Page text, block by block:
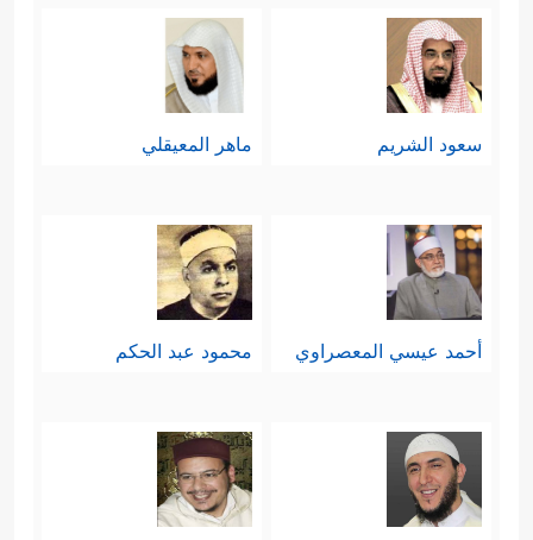
وحدانيّته سبحانه وقدرته على خلقه،
ورعايته لهم
﴿ءَأَنتُمۡ أَشَدُّ خَلۡقًا أَمِ ٱلسَّمَاۤءُۚ بَنَىٰهَا
﴿٢٧﴾
رَفَعَ سَمۡكَهَا فَسَوَّىٰهَا﴿٢٨﴾
وَأَغۡطَشَ لَیۡلَهَا
﴿٣٠﴾
أَخۡرَجَ مِنۡهَا مَاۤءَهَا وَمَرۡعَىٰهَا﴿٣١﴾
أَرۡسَىٰهَا﴿٣٢﴾ مَتَـٰعࣰا لَّكُمۡ وَلِأَنۡعَـٰمِكُمۡ﴾.
خامسًا: ثم تعود السورة إلى موضوعها
والحكم الإلهي الشامل والعادل الذي لا
يظلم أحدًا، ولا يُحابي أحدًا، هناك تبرّزُ
سعود الشريم ماهر المعيقلي
أحمد عيسي المعصراوي محمود عبد الحكم